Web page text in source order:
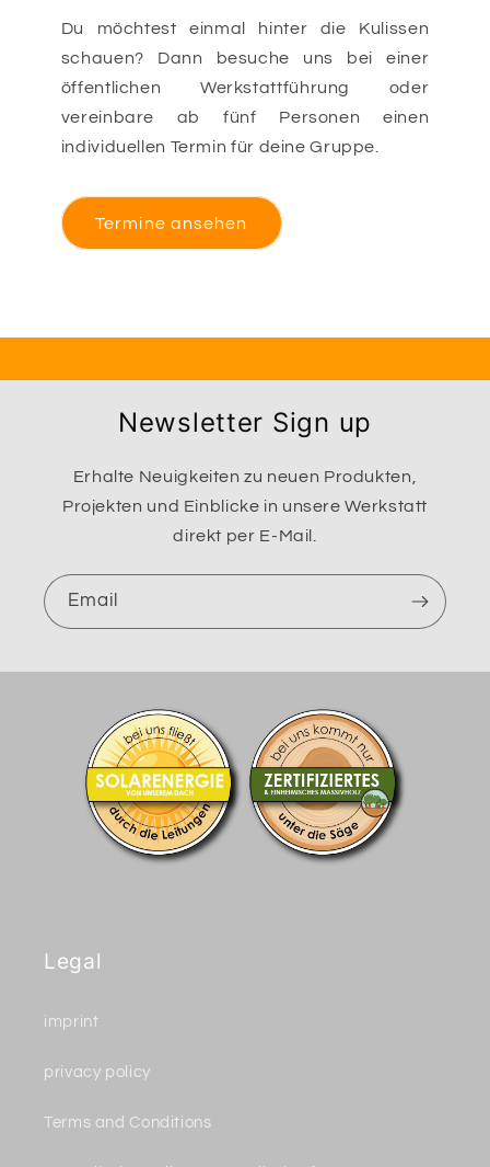
Du möchtest einmal hinter die Kulissen
schauen? Dann besuche uns bei einer
öffentlichen Werkstattführung oder
vereinbare ab fünf Personen einen
individuellen Termin für deine Gruppe.
Termine ansehen
Newsletter Sign up
Erhalte Neuigkeiten zu neuen Produkten,
Projekten und Einblicke in unsere Werkstatt
direkt per E-Mail.
Email
Legal
imprint
privacy policy
Terms and Conditions